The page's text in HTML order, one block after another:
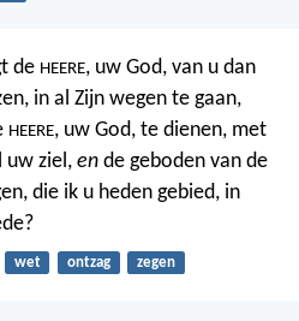
de HEERE, uw God, van u dan
in al Zijn wegen te gaan,
HEERE, uw God, te dienen, met
uw ziel, en de geboden van de
die ik u heden gebied, in
wet ontzag zegen